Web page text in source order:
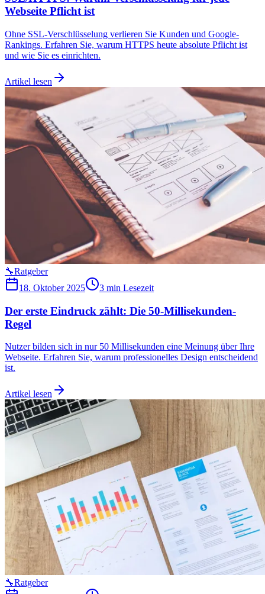
Webseite Pflicht ist
Ohne SSL-Verschlüsselung verlieren Sie Kunden und Google-
Rankings. Erfahren Sie, warum HTTPS heute absolute Pflicht ist
und wie Sie es einrichten.
Artikel lesen
🔧Ratgeber
18. Oktober 2025
3 min Lesezeit
Der erste Eindruck zählt: Die 50-Millisekunden-
Regel
Nutzer bilden sich in nur 50 Millisekunden eine Meinung über Ihre
Webseite. Erfahren Sie, warum professionelles Design entscheidend
ist.
Artikel lesen
🔧Ratgeber